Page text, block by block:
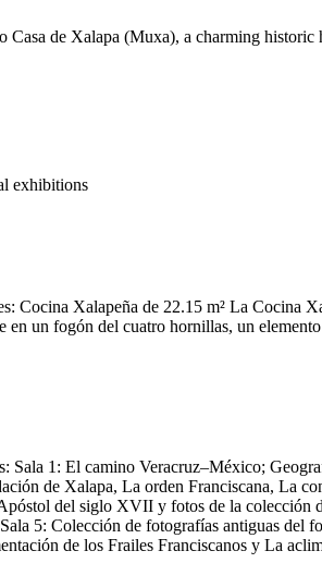
Casa de Xalapa (Muxa), a charming
exhibitions
Cocina Xalapeña de 22.15 m² La
un fogón del cuatro hornillas, un
Sala 1: El camino Veracruz–México;
de Xalapa, La orden Franciscana, La
del siglo XVII y fotos de la
5: Colección de fotografías antiguas
de los Frailes Franciscanos y La